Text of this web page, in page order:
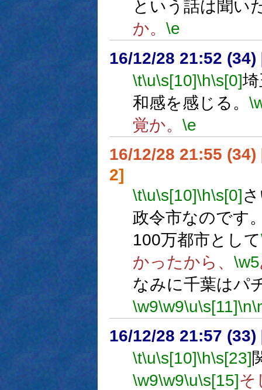
という話は聞い
か。 \e
16/12/28 21:52 (34)
\t\u\s[10]\h\s[0]
和感を感じる。
覚か。 \e
16/12/28 21:55 (34)
2]
\t\u\s[10]\h\s[0]
政令市なのです
100万都市として
かったから、 \w5
なみに千葉はパ
\w9\w9\u\s[11]\n
16/12/28 21:57 (33)
\t\u\s[10]\h\s[23]
\w9\w9\u\s[15]そ